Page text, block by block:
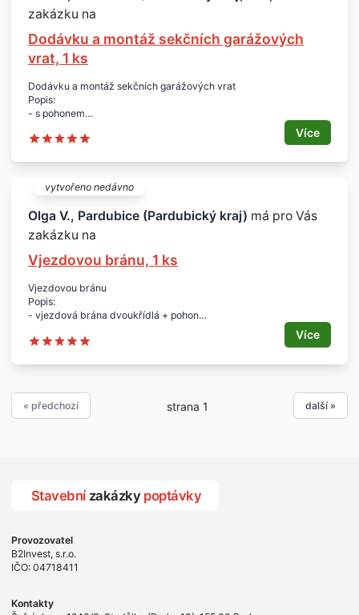
zakázku na
Dodávku a montáž sekčních garážových
vrat, 1 ks
Dodávku a montáž sekčních garážových vrat
Popis:
- s pohonem
- 4.000 x 2.500 mm
Lokalita:
- Pardubice
Více
vytvořeno nedávno
Olga V., Pardubice (Pardubický kraj) má pro Vás
zakázku na
Vjezdovou bránu, 1 ks
Vjezdovou bránu
Popis:
- vjezdová brána dvoukřídlá + pohon
- Pardubice
Rozměry:
- 300 x 150 cm, nejraději poplastovaná + el. pohon na dálkové
Více
« předchozí strana 1 další »
Stavební zakázky poptávky
Provozovatel
B2Invest, s.r.o.
IČO: 04718411
Kontakty